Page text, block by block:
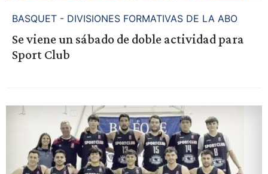
BASQUET - DIVISIONES FORMATIVAS DE LA ABO
Se viene un sábado de doble actividad para
Sport Club